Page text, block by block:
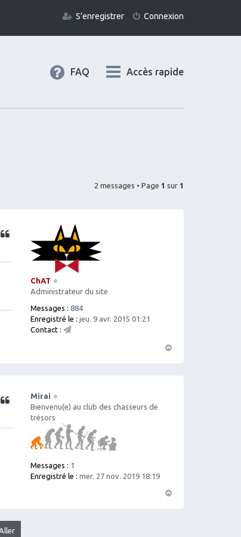
Connexion
S’enregistrer
Accès rapide
FAQ
2 messages • Page 1 sur 1
ChAT
Administrateur du site
Messages : 884
Enregistré le : jeu. 9 avr. 2015 01:21
Contact :
C
A
T
Citation
Mirai
Bienvenu(e) au club des chasseurs de
trésors
Messages : 1
Enregistré le : mer. 27 nov. 2019 18:19
Citation